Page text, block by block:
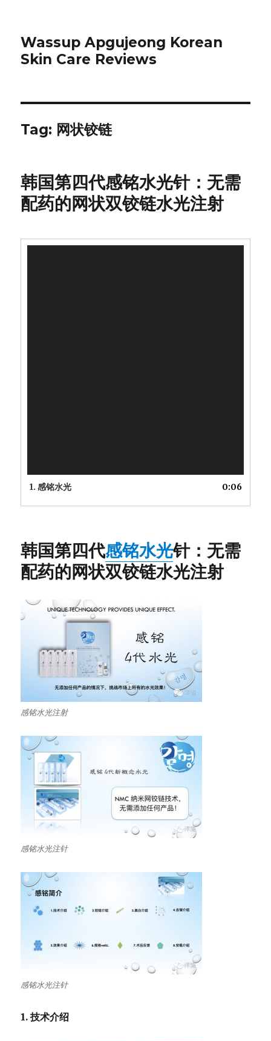
Wassup Apgujeong Korean
Skin Care Reviews
Tag: 网状铰链
韩国第四代感铭水光针：无需
配药的网状双铰链水光注射
1. 感铭水光 0:06
韩国第四代感铭水光针：无需
配药的网状双铰链水光注射
感铭水光注射
感铭水光注针
感铭水光注针
1. 技术介绍